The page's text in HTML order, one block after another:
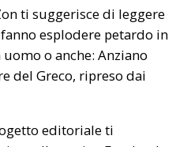
ti suggerisce di leggere
esplodere petardo in
uomo o anche:Anziano
del Greco, ripreso dai
editoriale ti